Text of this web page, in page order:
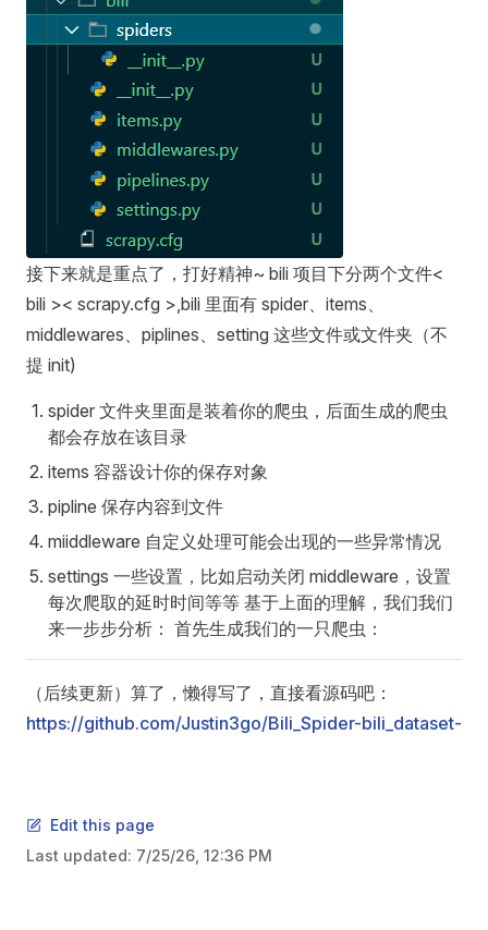
接下来就是重点了，打好精神~ bili 项目下分两个文件<
bili >< scrapy.cfg >,bili 里面有 spider、items、
middlewares、piplines、setting 这些文件或文件夹（不
提 init)
spider 文件夹里面是装着你的爬虫，后面生成的爬虫
都会存放在该目录
items 容器设计你的保存对象
pipline 保存内容到文件
miiddleware 自定义处理可能会出现的一些异常情况
settings 一些设置，比如启动关闭 middleware，设置
每次爬取的延时时间等等 基于上面的理解，我们我们
来一步步分析： 首先生成我们的一只爬虫：
（后续更新）算了，懒得写了，直接看源码吧：
https://github.com/Justin3go/Bili_Spider-bili_dataset-
Edit this page
Last updated: 7/25/26, 12:36 PM